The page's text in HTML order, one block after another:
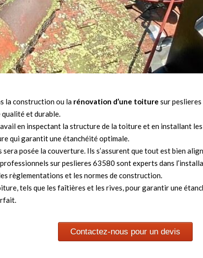
la construction ou la rénovation d’une toiture sur
et durable.
en inspectant la structure de la toiture et en installant
qui garantit une étanchéité optimale.
posée la couverture. Ils s’assurent que tout est bien
sur peslieres 63580 sont experts dans
règlementations et les normes de construction.
tels que les faîtières et les rives, pour garantir une
Contactez-nous pour un devis